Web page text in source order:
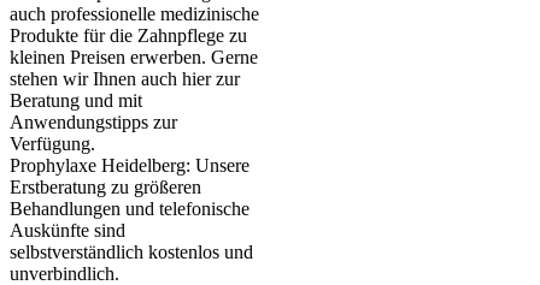
auch professionelle medizinische
Produkte für die Zahnpflege zu
kleinen Preisen erwerben. Gerne
stehen wir Ihnen auch hier zur
Beratung und mit
Anwendungstipps zur
Verfügung.
Prophylaxe Heidelberg: Unsere
Erstberatung zu größeren
Behandlungen und telefonische
Auskünfte sind
selbstverständlich kostenlos und
unverbindlich.